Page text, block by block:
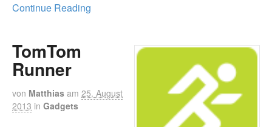
Continue Reading
TomTom
Runner
von Matthias am 25. August
2013 in Gadgets